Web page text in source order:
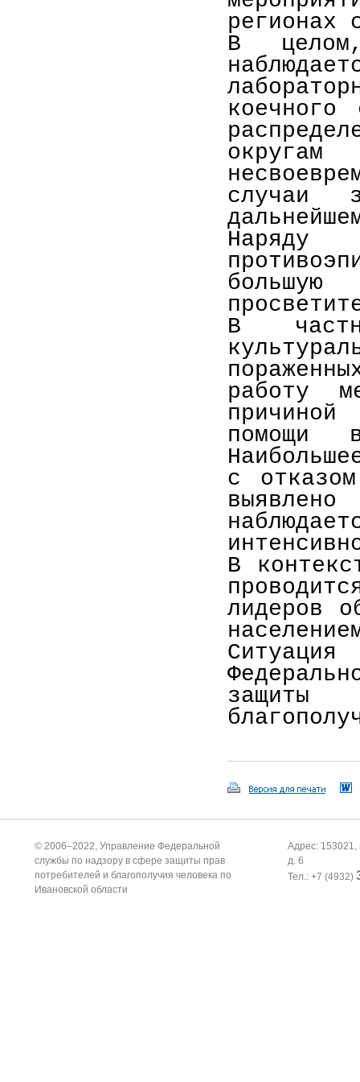
регионах
В
коечного
случаи
В
работу
помощи
с
В
лидеров
© 2006–2022, Управление Федеральной
службы по надзору в сфере защиты прав
потребителей и благополучия человека по
Ивановской области
Адрес: 153021,
д. 6
Тел.: +7 (4932)